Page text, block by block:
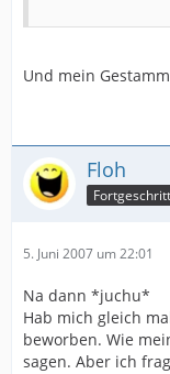
Und mein
Floh
5. Juni 2007 um 22:01
Na dann *juchu*
Hab mich gleich
beworben. Wie
sagen. Aber ich